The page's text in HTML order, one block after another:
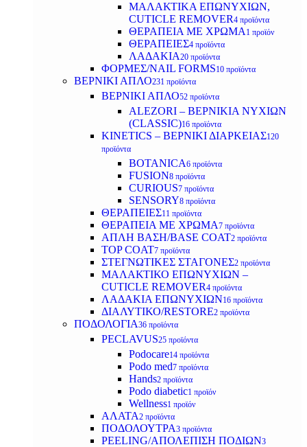
ΜΑΛΑΚΤΙΚΑ ΕΠΩΝΥΧΙΩΝ,
CUTICLE REMOVER4 προϊόντα
ΘΕΡΑΠΕΙΑ ΜΕ ΧΡΩΜΑ 1 προϊόν
ΘΕΡΑΠΕΙΕΣ4 προϊόντα
ΛΑΔΑΚΙΑ20 προϊόντα
ΦΟΡΜΕΣ/NAIL FORMS10 προϊόντα
ΒΕΡΝΙΚΙ ΑΠΛΟ231 προϊόντα
ΒΕΡΝΙΚΙ ΑΠΛΟ52 προϊόντα
ALEZORI – ΒΕΡΝΙΚΙΑ ΝΥΧΙΩΝ
(CLASSIC)16 προϊόντα
KINETICS – ΒΕΡΝΙΚΙ ΔΙΑΡΚΕΙΑΣ120
προϊόντα
BOTANICA6 προϊόντα
FUSION8 προϊόντα
CURIOUS7 προϊόντα
SENSORY8 προϊόντα
ΘΕΡΑΠΕΙΕΣ11 προϊόντα
ΘΕΡΑΠΕΙΑ ΜΕ ΧΡΩΜΑ7 προϊόντα
ΑΠΛΗ ΒΑΣΗ/BASE COAT2 προϊόντα
TOP COAT7 προϊόντα
ΣΤΕΓΝΩΤΙΚΕΣ ΣΤΑΓΟΝΕΣ2 προϊόντα
ΜΑΛΑΚΤΙΚΟ ΕΠΩΝΥΧΙΩΝ –
CUTICLE REMOVER4 προϊόντα
ΛΑΔΑΚΙΑ ΕΠΩΝΥΧΙΩΝ16 προϊόντα
ΔΙΑΛΥΤΙΚΟ/RESTORE2 προϊόντα
ΠΟΔΟΛΟΓΙΑ36 προϊόντα
PECLAVUS25 προϊόντα
Podocare14 προϊόντα
Podo med7 προϊόντα
Hands2 προϊόντα
Podo diabetic1 προϊόν
Wellness1 προϊόν
ΑΛΑΤΑ2 προϊόντα
ΠΟΔΟΛΟΥΤΡΑ3 προϊόντα
PEELING/ΑΠΟΛΕΠΙΣΗ ΠΟΔΙΩΝ3